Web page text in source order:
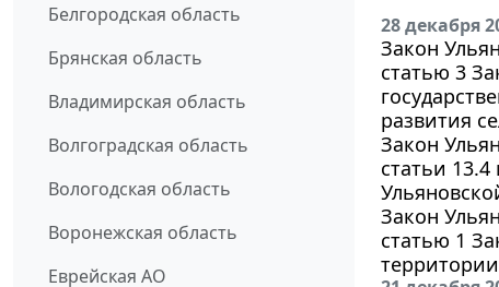
Белгородская область
Брянская область
Владимирская область
Волгоградская область
Вологодская область
Воронежская область
Еврейская АО
28 декабря
Закон
статью 3
развития
Закон
статьи
Закон
статью 1